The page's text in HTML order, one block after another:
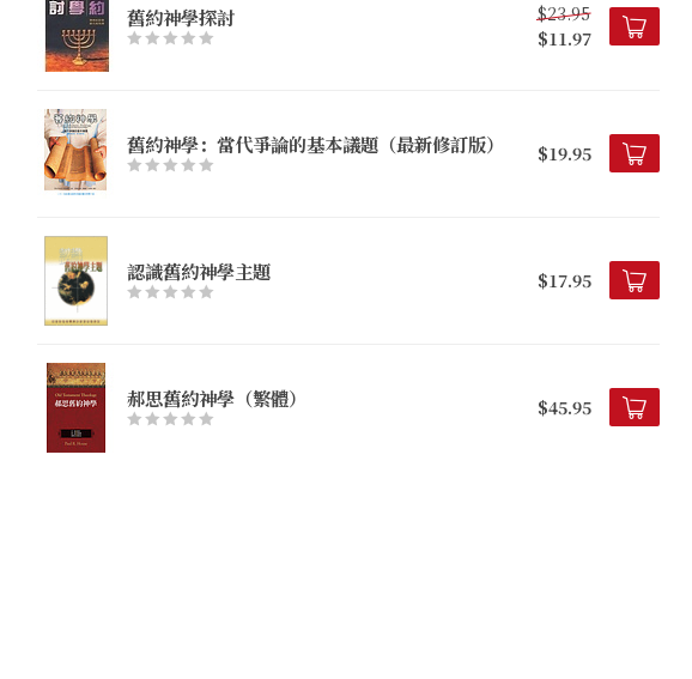
舊約神學探討
$23.95
$11.97
舊約神學：當代爭論的基本議題（最新修訂版） $19.95
認識舊約神學主題 $17.95
郝思舊約神學（繁體） $45.95